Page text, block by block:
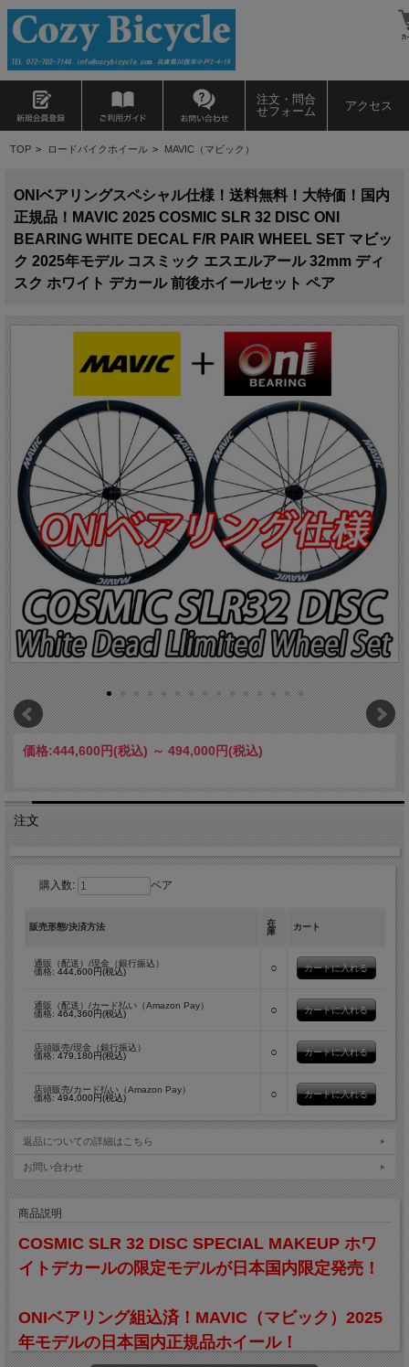
注文・問合
せフォーム
アクセス
TOP > ロードバイクホイール > MAVIC（マビック）
ONIベアリングスペシャル仕様！送料無料！大特価！国内
正規品！MAVIC 2025 COSMIC SLR 32 DISC ONI
BEARING WHITE DECAL F/R PAIR WHEEL SET マビッ
ク 2025年モデル コスミック エスエルアール 32mm ディ
スク ホワイト デカール 前後ホイールセット ペア
価格:444,600円(税込) ～ 494,000円(税込)
注文
購入数: ペア
販売形態/決済方法
在
庫
カート
通販（配送）/現金（銀行振込）
価格: 444,600円(税込) ○
通販（配送）/カード払い（Amazon Pay）
価格: 464,360円(税込) ○
店頭販売/現金（銀行振込）
価格: 479,180円(税込) ○
店頭販売/カード払い（Amazon Pay）
価格: 494,000円(税込) ○
返品についての詳細はこちら
お問い合わせ
商品説明
COSMIC SLR 32 DISC SPECIAL MAKEUP ホワ
イトデカールの限定モデルが日本国内限定発売！
ONIベアリング組込済！MAVIC（マビック）2025
年モデルの日本国内正規品ホイール！